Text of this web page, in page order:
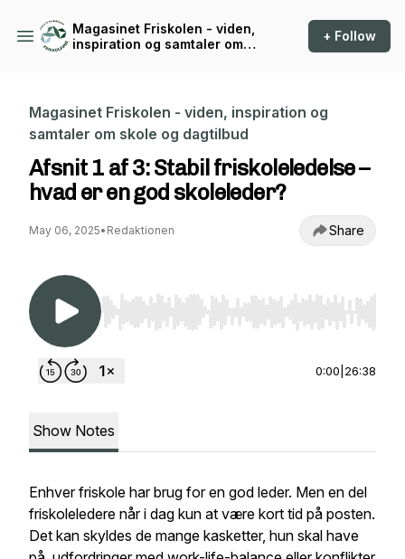
Magasinet Friskolen - viden,
inspiration og samtaler om
+ Follow
Magasinet Friskolen - viden, inspiration og
samtaler om skole og dagtilbud
Afsnit 1 af 3: Stabil friskoleledelse –
hvad er en god skoleleder?
May 06, 2025• Redaktionen Share
Use Left/Right to seek, Home/End to jump to
0:00 26:38
Show Notes
Enhver friskole har brug for en god leder. Men en del
friskoleledere når i dag kun at være kort tid på posten.
Det kan skyldes de mange kasketter, hun skal have